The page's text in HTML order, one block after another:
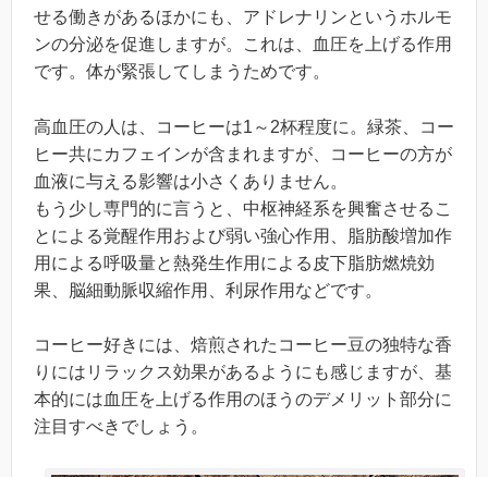
せる働きがあるほかにも、アドレナリンというホルモ
ンの分泌を促進しますが。これは、血圧を上げる作用
です。体が緊張してしまうためです。
高血圧の人は、コーヒーは1～2杯程度に。緑茶、コー
ヒー共にカフェインが含まれますが、コーヒーの方が
血液に与える影響は小さくありません。
もう少し専門的に言うと、 中枢神経系を興奮させるこ
とによる覚醒作用および弱い強心作用、脂肪酸増加作
用による呼吸量と熱発生作用による皮下脂肪燃焼効
果、脳細動脈収縮作用、利尿作用などです。
コーヒー好きには、焙煎されたコーヒー豆の独特な香
りにはリラックス効果があるようにも感じますが、基
本的には血圧を上げる作用のほうのデメリット部分に
注目すべきでしょう。